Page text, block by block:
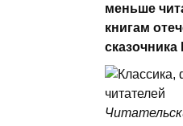
меньше
книгам